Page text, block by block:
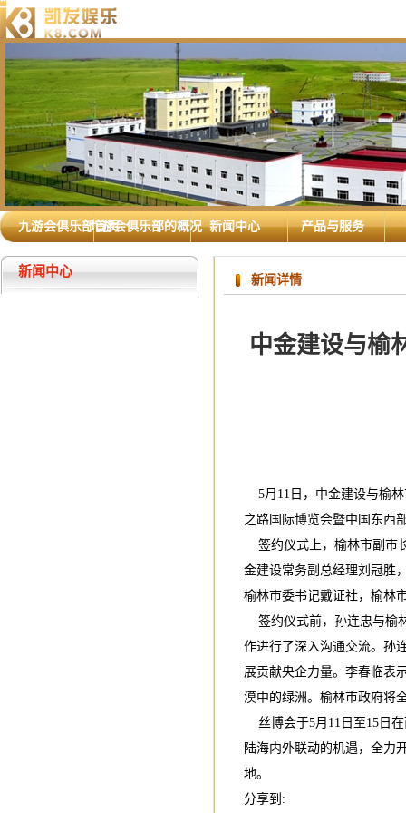
九游会俱乐部首页九游会俱乐部的概况 新闻中心 产品与服务
新闻中心
新闻详情
中金建设与榆
5月11日，中金建设与榆林
之路国际博览会暨中国东西
签约仪式上，榆林市副市
金建设常务副总经理刘冠胜
榆林市委书记戴证社，榆林
签约仪式前，孙连忠与榆
作进行了深入沟通交流。孙
展贡献央企力量。李春临表
漠中的绿洲。榆林市政府将
丝博会于5月11日至15日
陆海内外联动的机遇，全力
地。
分享到: